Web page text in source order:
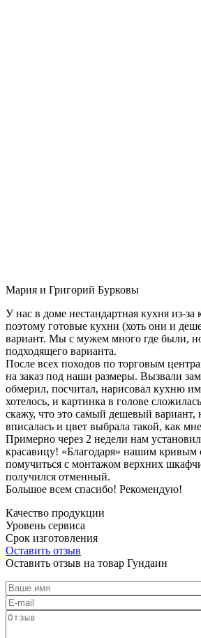
Мария и Григорий Бурковы
У нас в доме нестандартная кухня из-за
поэтому готовые кухни (хоть они и
вариант. Мы с мужем много где были,
подходящего варианта.
После всех походов по торговым
на заказ под наши размеры. Вызвали
обмерил, посчитал, нарисовал кухню
хотелось, и картинка в голове
скажу, что это самый дешевый вариант,
вписалась и цвет выбрала такой, как
Примерно через 2 недели нам
красавицу! «Благодаря» нашим
помучиться с монтажом верхних
получился отменный.
Большое всем спасибо! Рекомендую!
Качество продукции
Уровень сервиса
Срок изготовления
Оставить отзыв
Оставить отзыв на товар Гундаин